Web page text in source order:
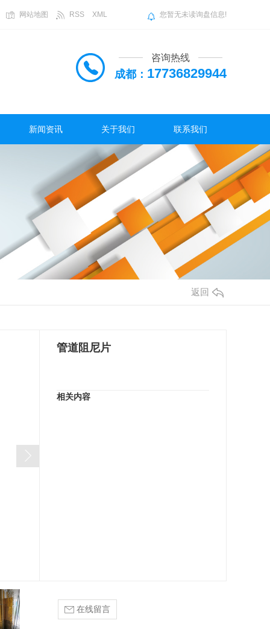
网站地图 RSS XML 您暂无未读询盘信息!
咨询热线
成都： 17736829944
新闻资讯 关于我们 联系我们
返回
管道阻尼片
相关内容
在线留言